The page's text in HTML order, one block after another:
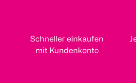
Schneller einkaufen
mit Kundenkonto